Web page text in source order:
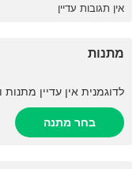
אין תגובות עדיין
מתנות
לדוגמנית אין עדיין
בחר מתנה